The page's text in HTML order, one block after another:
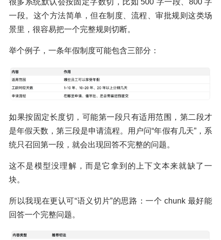
一段。这个方法简单，但在制度、流程、审批规则这类场
景里，很容易把一个完整规则切断。
举个例子，一条年假制度可能包含三部分：
如果按固定长度切，可能第一段只有适用范围，第二段才
是年假天数，第三段是申请流程。用户问“年假有几天”，系
统只召回第一段，就会出现回答不完整的问题。
这不是模型没理解，而是它拿到的上下文本来就缺了一
块。
所以我现在更认可“语义切片”的思路：一个 chunk 最好能
回答一个完整问题。